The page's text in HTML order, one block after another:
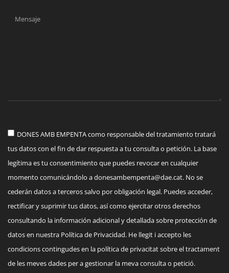
DONES AMB EMPENTA como responsable del tratamiento tratará
tus datos con el fin de dar respuesta a tu consulta o petición. La base
legítima es tu consentimiento que puedes revocar en cualquier
momento comunicándolo adonesambempenta@dae.cat. No se
cederán datos a terceros salvo por obligación legal. Puedes acceder,
rectificar y suprimir tus datos, así como ejercitar otros derechos
consultando la información adicional y detallada sobre protección de
datos en nuestra Política de Privacidad. He llegit i accepto les
condicions contingudes en la política de privacitat sobre el tractament
de les meves dades per a gestionar la meva consulta o petició.